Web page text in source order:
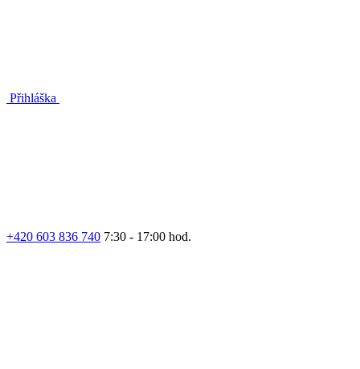
Přihláška
+420 603 836 740 7:30 - 17:00 hod.